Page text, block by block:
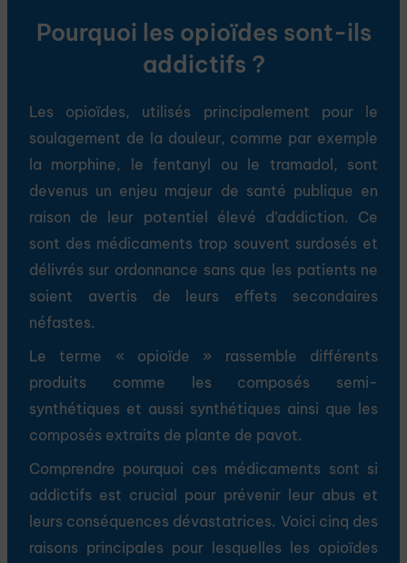
Pourquoi les opioïdes sont-ils
addictifs ?
Les opioïdes, utilisés principalement pour le
soulagement de la douleur, comme par exemple
la morphine, le fentanyl ou le tramadol, sont
devenus un enjeu majeur de santé publique en
raison de leur potentiel élevé d’addiction. Ce
sont des médicaments trop souvent surdosés et
délivrés sur ordonnance sans que les patients ne
soient avertis de leurs effets secondaires
néfastes.
Le terme « opioïde » rassemble différents
produits comme les composés semi-
synthétiques et aussi synthétiques ainsi que les
composés extraits de plante de pavot.
Comprendre pourquoi ces médicaments sont si
addictifs est crucial pour prévenir leur abus et
leurs conséquences dévastatrices. Voici cinq des
raisons principales pour lesquelles les opioïdes